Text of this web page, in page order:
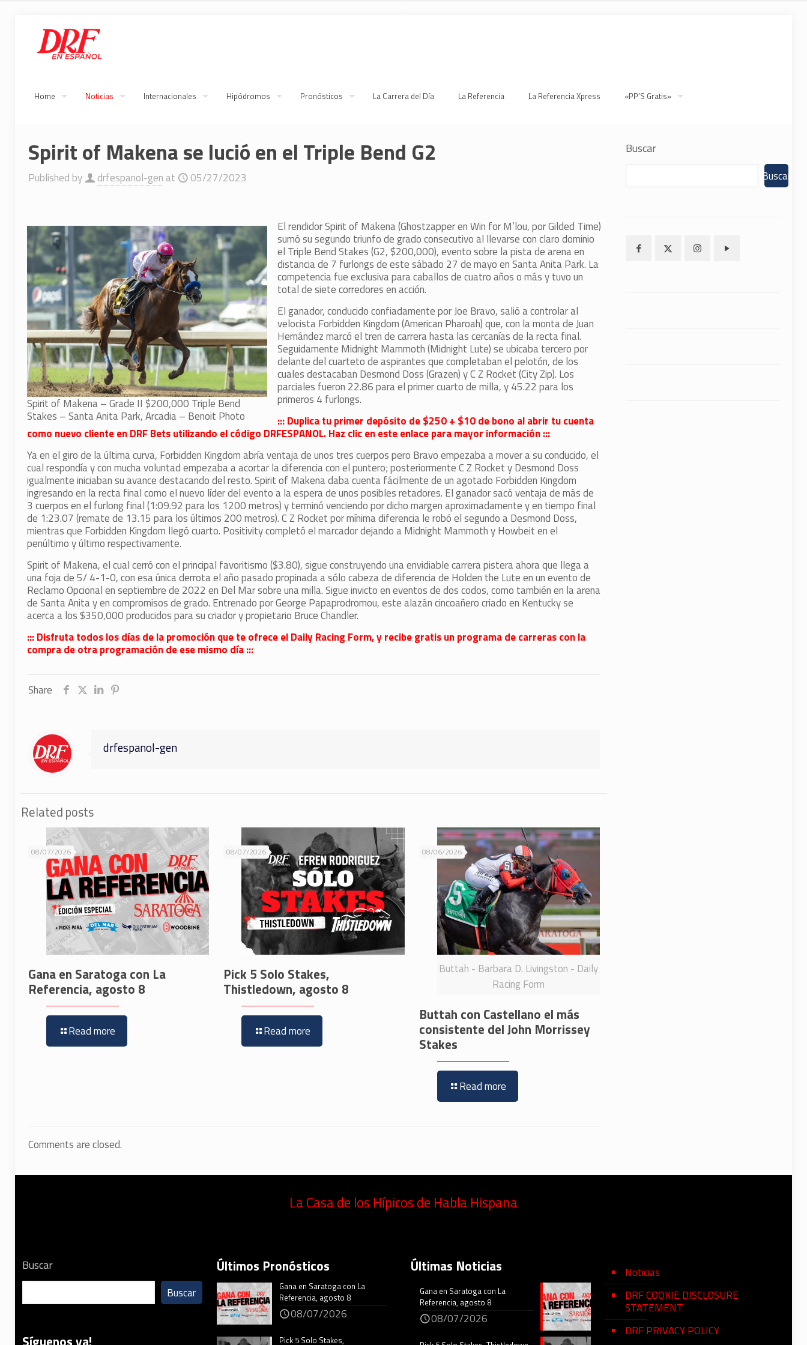
Home Noticias Internacionales Hipódromos Pronósticos La Carrera del Día La Referencia La Referencia Xpress «PP’S Gratis»
Spirit of Makena se lució en el Triple Bend G2
Published by drfespanol-gen at 05/27/2023
Spirit of Makena – Grade II $200,000 Triple Bend
Stakes – Santa Anita Park, Arcadia – Benoit Photo
El rendidor Spirit of Makena (Ghostzapper en Win for M’lou, por Gilded Time)
sumó su segundo triunfo de grado consecutivo al llevarse con claro dominio
el Triple Bend Stakes (G2, $200,000), evento sobre la pista de arena en
distancia de 7 furlongs de este sábado 27 de mayo en Santa Anita Park. La
competencia fue exclusiva para caballos de cuatro años o más y tuvo un
total de siete corredores en acción.
El ganador, conducido confiadamente por Joe Bravo, salió a controlar al
velocista Forbidden Kingdom (American Pharoah) que, con la monta de Juan
Hernández marcó el tren de carrera hasta las cercanías de la recta final.
Seguidamente Midnight Mammoth (Midnight Lute) se ubicaba tercero por
delante del cuarteto de aspirantes que completaban el pelotón, de los
cuales destacaban Desmond Doss (Grazen) y C Z Rocket (City Zip). Los
parciales fueron 22.86 para el primer cuarto de milla, y 45.22 para los
primeros 4 furlongs.
::: Duplica tu primer depósito de $250 + $10 de bono al abrir tu cuenta
como nuevo cliente en DRF Bets utilizando el código DRFESPANOL. Haz clic en este enlace para mayor información :::
Ya en el giro de la última curva, Forbidden Kingdom abría ventaja de unos tres cuerpos pero Bravo empezaba a mover a su conducido, el
cual respondía y con mucha voluntad empezaba a acortar la diferencia con el puntero; posteriormente C Z Rocket y Desmond Doss
igualmente iniciaban su avance destacando del resto. Spirit of Makena daba cuenta fácilmente de un agotado Forbidden Kingdom
ingresando en la recta final como el nuevo líder del evento a la espera de unos posibles retadores. El ganador sacó ventaja de más de
3 cuerpos en el furlong final (1:09.92 para los 1200 metros) y terminó venciendo por dicho margen aproximadamente y en tiempo final
de 1:23.07 (remate de 13.15 para los últimos 200 metros). C Z Rocket por mínima diferencia le robó el segundo a Desmond Doss,
mientras que Forbidden Kingdom llegó cuarto. Positivity completó el marcador dejando a Midnight Mammoth y Howbeit en el
penúltimo y último respectivamente.
Spirit of Makena, el cual cerró con el principal favoritismo ($3.80), sigue construyendo una envidiable carrera pistera ahora que llega a
una foja de 5/ 4-1-0, con esa única derrota el año pasado propinada a sólo cabeza de diferencia de Holden the Lute en un evento de
Reclamo Opcional en septiembre de 2022 en Del Mar sobre una milla. Sigue invicto en eventos de dos codos, como también en la arena
de Santa Anita y en compromisos de grado. Entrenado por George Papaprodromou, este alazán cincoañero criado en Kentucky se
acerca a los $350,000 producidos para su criador y propietario Bruce Chandler.
::: Disfruta todos los días de la promoción que te ofrece el Daily Racing Form, y recibe gratis un programa de carreras con la
compra de otra programación de ese mismo día :::
Share
drfespanol-gen
Related posts
08/07/2026
Gana en Saratoga con La
Referencia, agosto 8
Read more
08/07/2026
Pick 5 Solo Stakes,
Thistledown, agosto 8
Read more
Buttah - Barbara D. Livingston - Daily
Racing Form
08/06/2026
Buttah con Castellano el más
consistente del John Morrissey
Stakes
Read more
Comments are closed.
Buscar
Buscar
La Casa de los Hípicos de Habla Hispana
Buscar
Buscar
Últimos Pronósticos
Gana en Saratoga con La
Referencia, agosto 8
08/07/2026
Pick 5 Solo Stakes,
Últimas Noticias
Gana en Saratoga con La
Referencia, agosto 8
08/07/2026
Noticias
DRF COOKIE DISCLOSURE
STATEMENT
DRF PRIVACY POLICY